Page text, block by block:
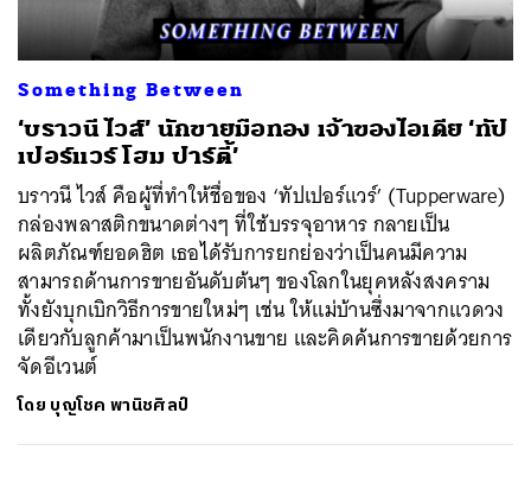
Something Between
‘บราวนี ไวส์’ นักขายมือทอง เจ้าของไอเดีย ‘ทัป
เปอร์แวร์ โฮม ปาร์ตี้’
บราวนี ไวส์ คือผู้ที่ทำให้ชื่อของ ‘ทัปเปอร์แวร์’ (Tupperware)
กล่องพลาสติกขนาดต่างๆ ที่ใช้บรรจุอาหาร กลายเป็น
ผลิตภัณฑ์ยอดฮิต เธอได้รับการยกย่องว่าเป็นคนมีความ
สามารถด้านการขายอันดับต้นๆ ของโลกในยุคหลังสงคราม
ทั้งยังบุกเบิกวิธีการขายใหม่ๆ เช่น ให้แม่บ้านซึ่งมาจากแวดวง
เดียวกับลูกค้ามาเป็นพนักงานขาย และคิดค้นการขายด้วยการ
จัดอีเวนต์
โดย บุญโชค พานิชศิลป์
SHARE TWEET